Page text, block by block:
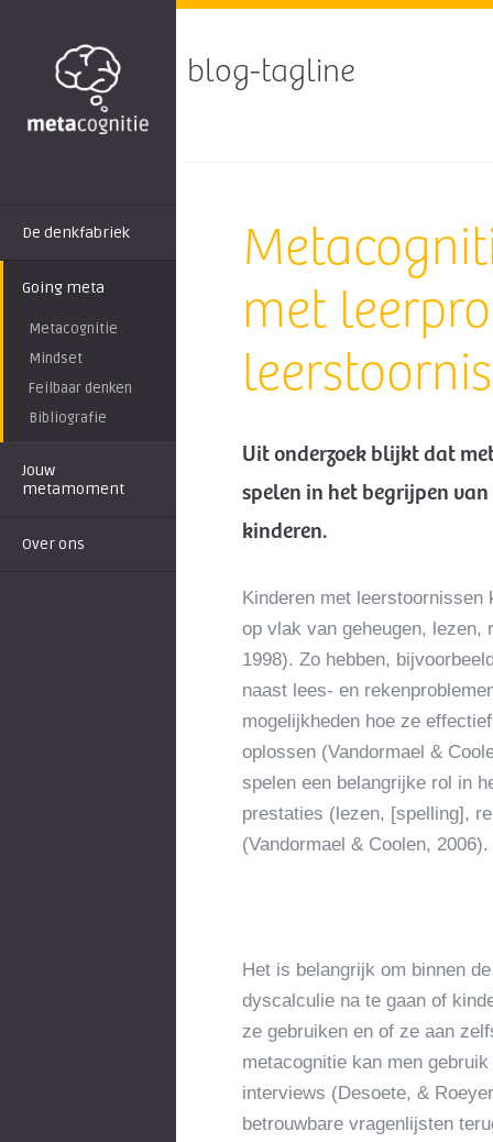
De denkfabriek
Going meta
Metacognitie
Mindset
Feilbaar denken
Bibliografie
Jouw
metamoment
Over ons
blog-tagline
met
Uit onderzoek blijkt dat
spelen in het begrijpen
kinderen.
Kinderen met leerstoornissen
op vlak van geheugen, lezen,
1998). Zo hebben,
naast lees- en
mogelijkheden hoe ze
oplossen (Vandormael &
spelen een belangrijke rol in
prestaties (lezen, [spelling],
(Vandormael & Coolen, 2006).
Het is belangrijk om binnen
dyscalculie na te gaan of
ze gebruiken en of ze aan
metacognitie kan men
interviews (Desoete, &
betrouwbare vragenlijsten